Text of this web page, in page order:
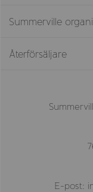
Summerville
Återförsäljare
E-post: